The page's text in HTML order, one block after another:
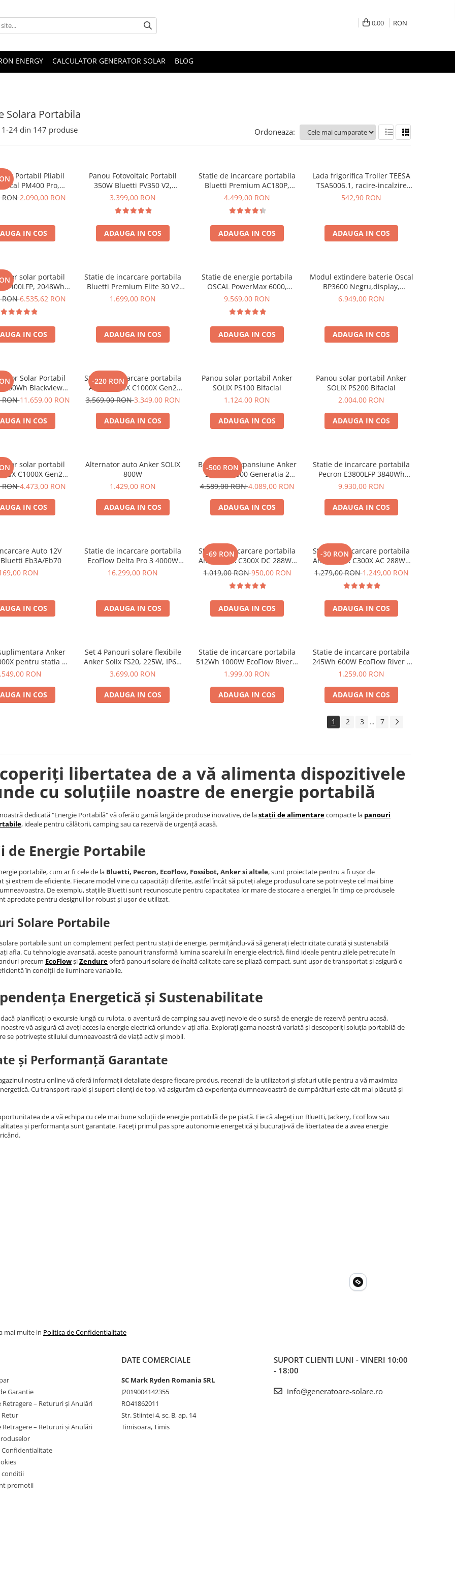
0,00 RON
ENERGY CALCULATOR GENERATOR SOLAR BLOG
Solara Portabila
1-24 din 147 produse Ordoneaza:
Portabil Pliabil
PM400 Pro,
ETFE, IP67
RON2.090,00 RON
IN COS
Panou Fotovoltaic Portabil
350W Bluetti PV350 V2,
Monocristalin, MC4, ETFE,
3.399,00 RON
ADAUGA IN COS
Statie de incarcare portabila
Bluetti Premium AC180P,
Ecran LCD, 1800W, 1440Wh,
4.499,00 RON
ADAUGA IN COS
Lada frigorifica Troller TEESA
TSA5006.1, racire-incalzire
35L, alimentare bricheta auto
542,90 RON
ADAUGA IN COS
solar portabil
E2400LFP, 2048Wh,
Incarcare super
Protectie BMS +
solar 200W
RON6.535,62 RON
IN COS
Statie de incarcare portabila
Bluetti Premium Elite 30 V2
600W 320Wh
1.699,00 RON
ADAUGA IN COS
Statie de energie portabila
OSCAL PowerMax 6000,
6000W (9000W varf), baterie
rapida in 1.96h, 14 porturi,
USB-C 100W, control inteligent
la distanta, functionalitate
UPS
9.569,00 RON
ADAUGA IN COS
Modul extindere baterie Oscal
BP3600 Negru,display,
compatibil cu Oscal PowerMax
6.949,00 RON
ADAUGA IN COS
Solar Portabil
Blackview
PowerMax 6000 +
RON11.659,00 RON
IN COS
-220 RON
Statie de incarcare portabila
Anker SOLIX C1000X Gen2
2000W 1024Wh
3.569,00 RON3.349,00 RON
ADAUGA IN COS
Panou solar portabil Anker
SOLIX PS100 Bifacial
1.124,00 RON
ADAUGA IN COS
Panou solar portabil Anker
SOLIX PS200 Bifacial
2.004,00 RON
ADAUGA IN COS
solar portabil
C1000X Gen2
+ panou 100W
RON4.473,00 RON
IN COS
Alternator auto Anker SOLIX
800W
1.429,00 RON
ADAUGA IN COS
-500 RON
Baterie de expansiune Anker
Solix BP2000 Generatia 2
pentru Anker Solix C2000 Gen
4.589,00 RON4.089,00 RON
ADAUGA IN COS
Statie de incarcare portabila
Pecron E3800LFP 3840Wh
4200W + Carucior CADOU
9.930,00 RON
ADAUGA IN COS
Auto 12V
Eb3A/Eb70
RON
IN COS
Statie de incarcare portabila
EcoFlow Delta Pro 3 4000W
4096Wh
16.299,00 RON
ADAUGA IN COS
-69 RON
Statie de incarcare portabila
Anker Solix C300X DC 288Wh
300W
1.019,00 RON950,00 RON
ADAUGA IN COS
-30 RON
Statie de incarcare portabila
Anker Solix C300X AC 288Wh
300W
1.279,00 RON1.249,00 RON
ADAUGA IN COS
Anker
pentru statia de
portabila Anker
RON
IN COS
Set 4 Panouri solare flexibile
Anker Solix FS20, 225W, IP67,
Tehnologie TOPCon
3.699,00 RON
ADAUGA IN COS
Statie de incarcare portabila
512Wh 1000W EcoFlow River 2
Max
1.999,00 RON
ADAUGA IN COS
Statie de incarcare portabila
245Wh 600W EcoFlow River 3
UPS
1.259,00 RON
ADAUGA IN COS
1 2 3 ... 7
libertatea de a vă alimenta dispozitivele
cu soluțiile noastre de energie portabilă
dedicată "Energie Portabilă" vă oferă o gamă largă de produse inovative, de lastații de alimentarecompacte la panouri
, ideale pentru călătorii, camping sau ca rezervă de urgență acasă.
de Energie Portabile
portabile, cum ar fi cele de la Bluetti, Pecron, EcoFlow, Fossibot, Anker si altele, sunt proiectate pentru a fi ușor de
și extrem de eficiente. Fiecare model vine cu capacități diferite, astfel încât să puteți alege produsul care se potrivește cel mai bine
De exemplu, stațiile Bluetti sunt recunoscute pentru capacitatea lor mare de stocare a energiei, în timp ce produsele
apreciate pentru designul lor robust și ușor de utilizat.
Solare Portabile
portabile sunt un complement perfect pentru stații de energie, permițându-vă să generați electricitate curată și sustenabilă
afla. Cu tehnologie avansată, aceste panouri transformă lumina soarelui în energie electrică, fiind ideale pentru zilele petrecute în
precum EcoFlowșiZendureoferă panouri solare de înaltă calitate care se pliază compact, sunt ușor de transportat și asigură o
în condiții de iluminare variabile.
Energetică și Sustenabilitate
planificați o excursie lungă cu rulota, o aventură de camping sau aveți nevoie de o sursă de energie de rezervă pentru acasă,
vă asigură că aveți acces la energie electrică oriunde v-ați afla. Explorați gama noastră variată și descoperiți soluția portabilă de
se potrivește stilului dumneavoastră de viață activ și mobil.
și Performanță Garantate
nostru online vă oferă informații detaliate despre fiecare produs, recenzii de la utilizatori și sfaturi utile pentru a vă maximiza
Cu transport rapid și suport clienți de top, vă asigurăm că experiența dumneavoastră de cumpărături este cât mai plăcută și
de a vă echipa cu cele mai bune soluții de energie portabilă de pe piață. Fie că alegeți un Bluetti, Jackery, EcoFlow sau
și performanța sunt garantate. Faceți primul pas spre autonomie energetică și bucurați-vă de libertatea de a avea energie
mai multe in Politica de Confidentialitate
Garantie
Retragere – Retururi și Anulări
Retur
Retragere – Retururi și Anulări
Confidentialitate
conditii
promotii
DATE COMERCIALE
SC Mark Ryden Romania SRL
J2019004142355
RO41862011
Str. Stiintei 4, sc. B, ap. 14
Timisoara, Timis
SUPORT CLIENTI LUNI - VINERI 10:00
- 18:00
info@generatoare-solare.ro